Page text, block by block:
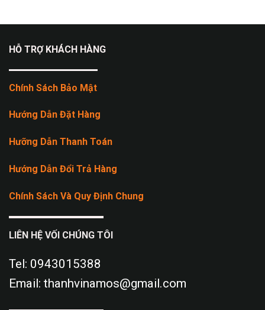
HỖ TRỢ KHÁCH HÀNG
Chính Sách Bảo Mật
Hướng Dẫn Đặt Hàng
Hưỡng Dẫn Thanh Toán
Hướng Dẫn Đổi Trả Hàng
Chính Sách Và Quy Định Chung
LIÊN HỆ VỐI CHÚNG TÔI
Tel: 0943015388
Email: thanhvinamos@gmail.com